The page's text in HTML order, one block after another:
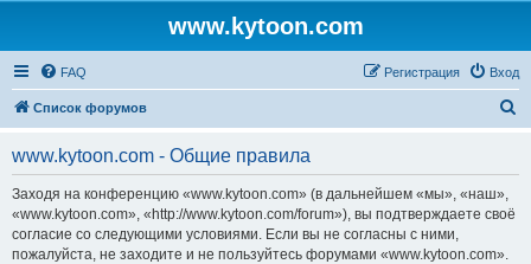
www.kytoon.com
FAQ Вход
Регистрация
Список форумов
www.kytoon.com - Общие правила
Заходя на конференцию «www.kytoon.com» (в дальнейшем «мы», «наш»,
«www.kytoon.com», «http://www.kytoon.com/forum»), вы подтверждаете своё
согласие со следующими условиями. Если вы не согласны с ними,
пожалуйста, не заходите и не пользуйтесь форумами «www.kytoon.com».